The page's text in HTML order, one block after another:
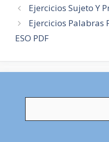
Navegación
de
entradas
Ejercicios Sujeto Y
Ejercicios Palabras
ESO PDF